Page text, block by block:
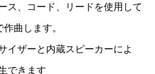
ス、コード、リードを使用して
曲します。
イザーと内蔵スピーカーによ
できます